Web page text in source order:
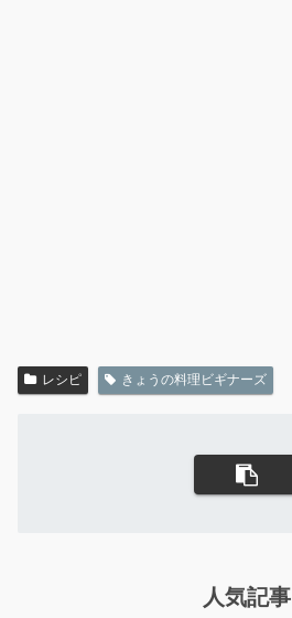
レシピ きょうの料理ビギナーズ
人気記事